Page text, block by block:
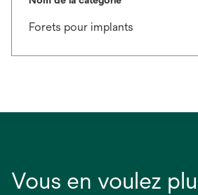
Forets pour implants
Vous en voulez